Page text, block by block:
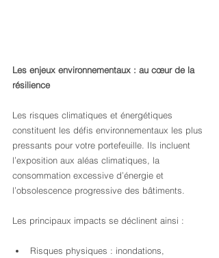
Les enjeux environnementaux : au cœur de la
résilience
Les risques climatiques et énergétiques
constituent les défis environnementaux les plus
pressants pour votre portefeuille. Ils incluent
l’exposition aux aléas climatiques, la
consommation excessive d’énergie et
l’obsolescence progressive des bâtiments.
Les principaux impacts se déclinent ainsi :
Risques physiques : inondations,